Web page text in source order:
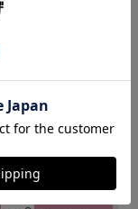
ら▼
シート